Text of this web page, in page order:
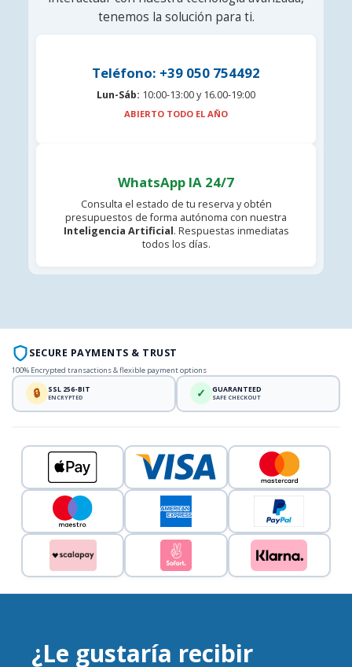
tenemos la solución para ti.
Teléfono: +39 050 754492
Lun-Sáb: 10:00-13:00 y 16.00-19:00
ABIERTO TODO EL AÑO
WhatsApp IA 24/7
Consulta el estado de tu reserva y obtén
presupuestos de forma autónoma con nuestra
Inteligencia Artificial. Respuestas inmediatas
todos los días.
SECURE PAYMENTS & TRUST
100% Encrypted transactions & flexible payment options
🔒 SSL 256-BIT
ENCRYPTED ✓ GUARANTEED
SAFE CHECKOUT
¿Le gustaría recibir